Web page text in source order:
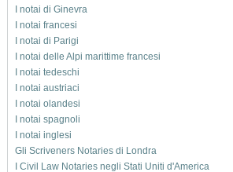
I notai di Ginevra
I notai francesi
I notai di Parigi
I notai delle Alpi marittime francesi
I notai tedeschi
I notai austriaci
I notai olandesi
I notai spagnoli
I notai inglesi
Gli Scriveners Notaries di Londra
I Civil Law Notaries negli Stati Uniti d'America